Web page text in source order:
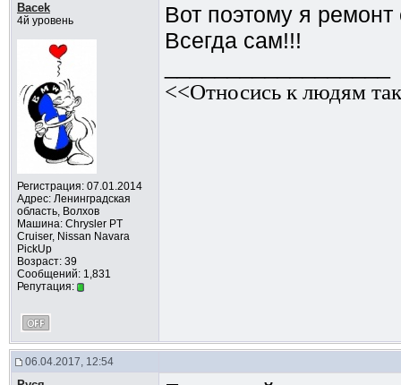
Bacek
4й уровень
Регистрация: 07.01.2014
Адрес: Ленинградская
область, Волхов
Машина: Chrysler PT
Cruiser, Nissan Navara
PickUp
Возраст: 39
Сообщений: 1,831
Репутация:
Вот поэтому я
Всегда сам!!!
<<Относись к людям
06.04.2017, 12:54